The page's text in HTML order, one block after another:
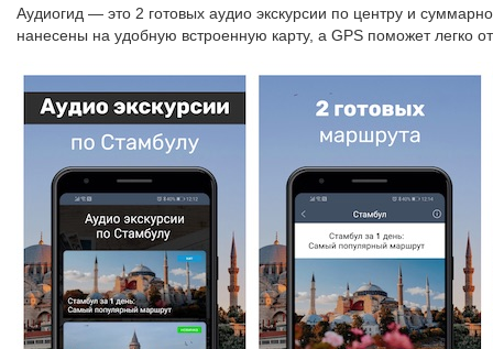
Аудиогид — это 2 готовых аудио экскурсии по центру и
нанесены на удобную встроенную карту, а GPS поможет легко